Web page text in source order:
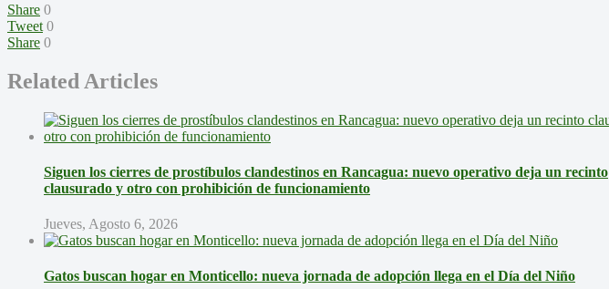
Share 0
Tweet 0
Share 0
Related Articles
Siguen los cierres de prostíbulos clandestinos en Rancagua: nuevo operativo deja un recinto
clausurado y otro con prohibición de funcionamiento
Jueves, Agosto 6, 2026
Gatos buscan hogar en Monticello: nueva jornada de adopción llega en el Día del Niño